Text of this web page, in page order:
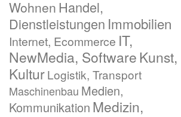
Wohnen Handel,
Dienstleistungen Immobilien
Internet, Ecommerce IT,
NewMedia, SoftwareKunst,
KulturLogistik, Transport
Maschinenbau Medien,
Kommunikation Medizin,